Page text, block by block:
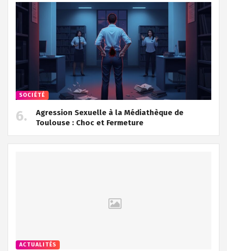
SOCIÉTÉ
Agression Sexuelle à la Médiathèque de
Toulouse : Choc et Fermeture
ACTUALITÉS